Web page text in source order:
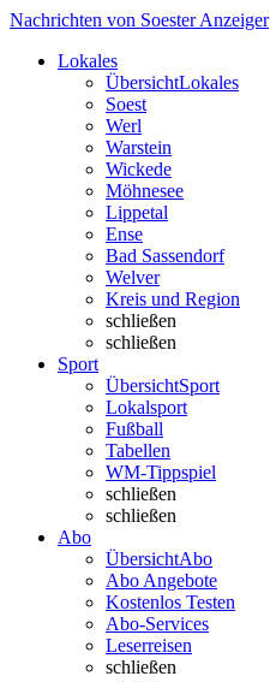
Nachrichten von Soester Anzeiger
Lokales
ÜbersichtLokales
Soest
Werl
Warstein
Wickede
Möhnesee
Lippetal
Ense
Bad Sassendorf
Welver
Kreis und Region
schließen
schließen
Sport
ÜbersichtSport
Lokalsport
Fußball
Tabellen
WM-Tippspiel
schließen
schließen
Abo
ÜbersichtAbo
Abo Angebote
Kostenlos Testen
Abo-Services
Leserreisen
schließen